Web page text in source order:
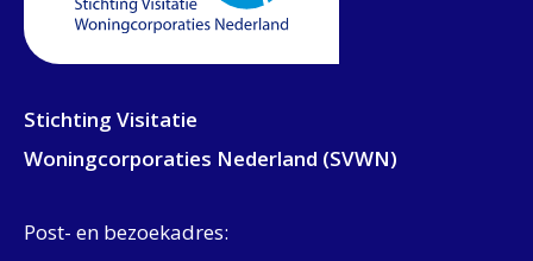
Stichting Visitatie
Woningcorporaties Nederland (SVWN)
Post- en bezoekadres: